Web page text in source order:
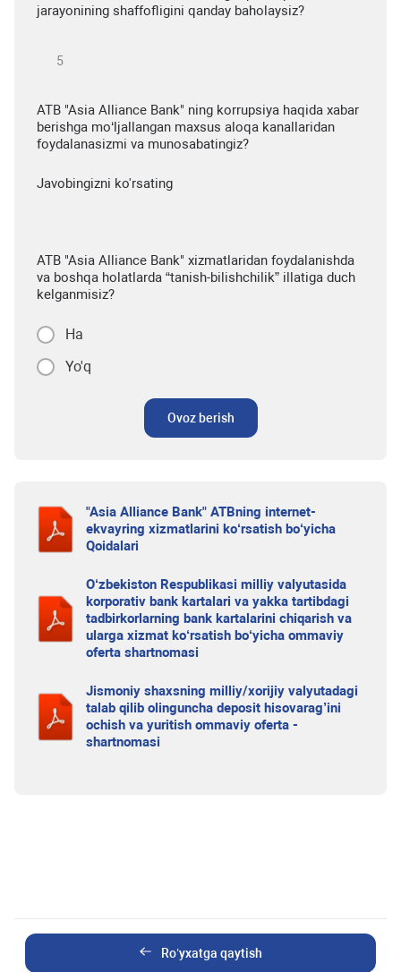
jarayonining shaffofligini qanday baholaysiz?
ATB "Asia Alliance Bank" ning korrupsiya haqida xabar
berishga mo‘ljallangan maxsus aloqa kanallaridan
foydalanasizmi va munosabatingiz?
Javobingizni ko'rsating
ATB "Asia Alliance Bank" xizmatlaridan foydalanishda
va boshqa holatlarda “tanish-bilishchilik” illatiga duch
kelganmisiz?
Ha
Yo'q
Ovoz berish
"Asia Alliance Bank" ATBning internet-
ekvayring xizmatlarini ko‘rsatish bo‘yicha
Qoidalari
O‘zbekiston Respublikasi milliy valyutasida
korporativ bank kartalari va yakka tartibdagi
tadbirkorlarning bank kartalarini chiqarish va
ularga xizmat ko‘rsatish bo‘yicha ommaviy
oferta shartnomasi
Jismoniy shaxsning milliy/xorijiy valyutadagi
talab qilib olinguncha deposit hisovarag’ini
ochish va yuritish ommaviy oferta -
shartnomasi
Ro’yxatga qaytish